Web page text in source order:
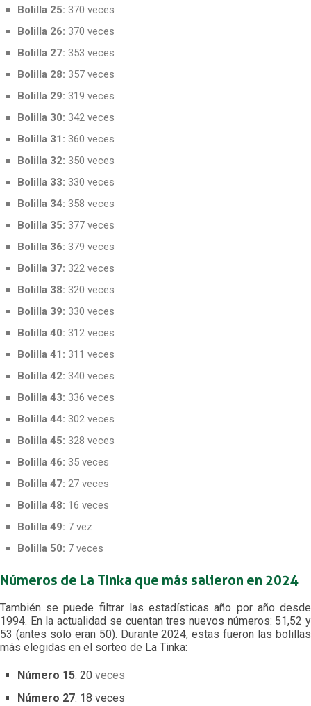
Bolilla 25: 370 veces
Bolilla 26: 370 veces
Bolilla 27: 353 veces
Bolilla 28: 357 veces
Bolilla 29: 319 veces
Bolilla 30: 342 veces
Bolilla 31: 360 veces
Bolilla 32: 350 veces
Bolilla 33: 330 veces
Bolilla 34: 358 veces
Bolilla 35: 377 veces
Bolilla 36: 379 veces
Bolilla 37: 322 veces
Bolilla 38: 320 veces
Bolilla 39: 330 veces
Bolilla 40: 312 veces
Bolilla 41: 311 veces
Bolilla 42: 340 veces
Bolilla 43: 336 veces
Bolilla 44: 302 veces
Bolilla 45: 328 veces
Bolilla 46: 35 veces
Bolilla 47: 27 veces
Bolilla 48: 16 veces
Bolilla 49: 7 vez
Bolilla 50: 7 veces
Números de La Tinka que más salieron en 2024
También se puede filtrar las estadísticas año por año desde
1994. En la actualidad se cuentan tres nuevos números: 51,52 y
53 (antes solo eran 50). Durante 2024, estas fueron las bolillas
más elegidas en el sorteo de La Tinka:
Número 15: 20 veces
Número 27: 18 veces